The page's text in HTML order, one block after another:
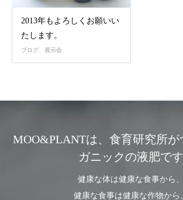
2013年もよろしくお願いい
たします。
ブログ、展示会
MOO&PLANTは、食育研究所が
ガニックの液肥です
健康な体は健康な食事から、
健康な食事は健康な作物から